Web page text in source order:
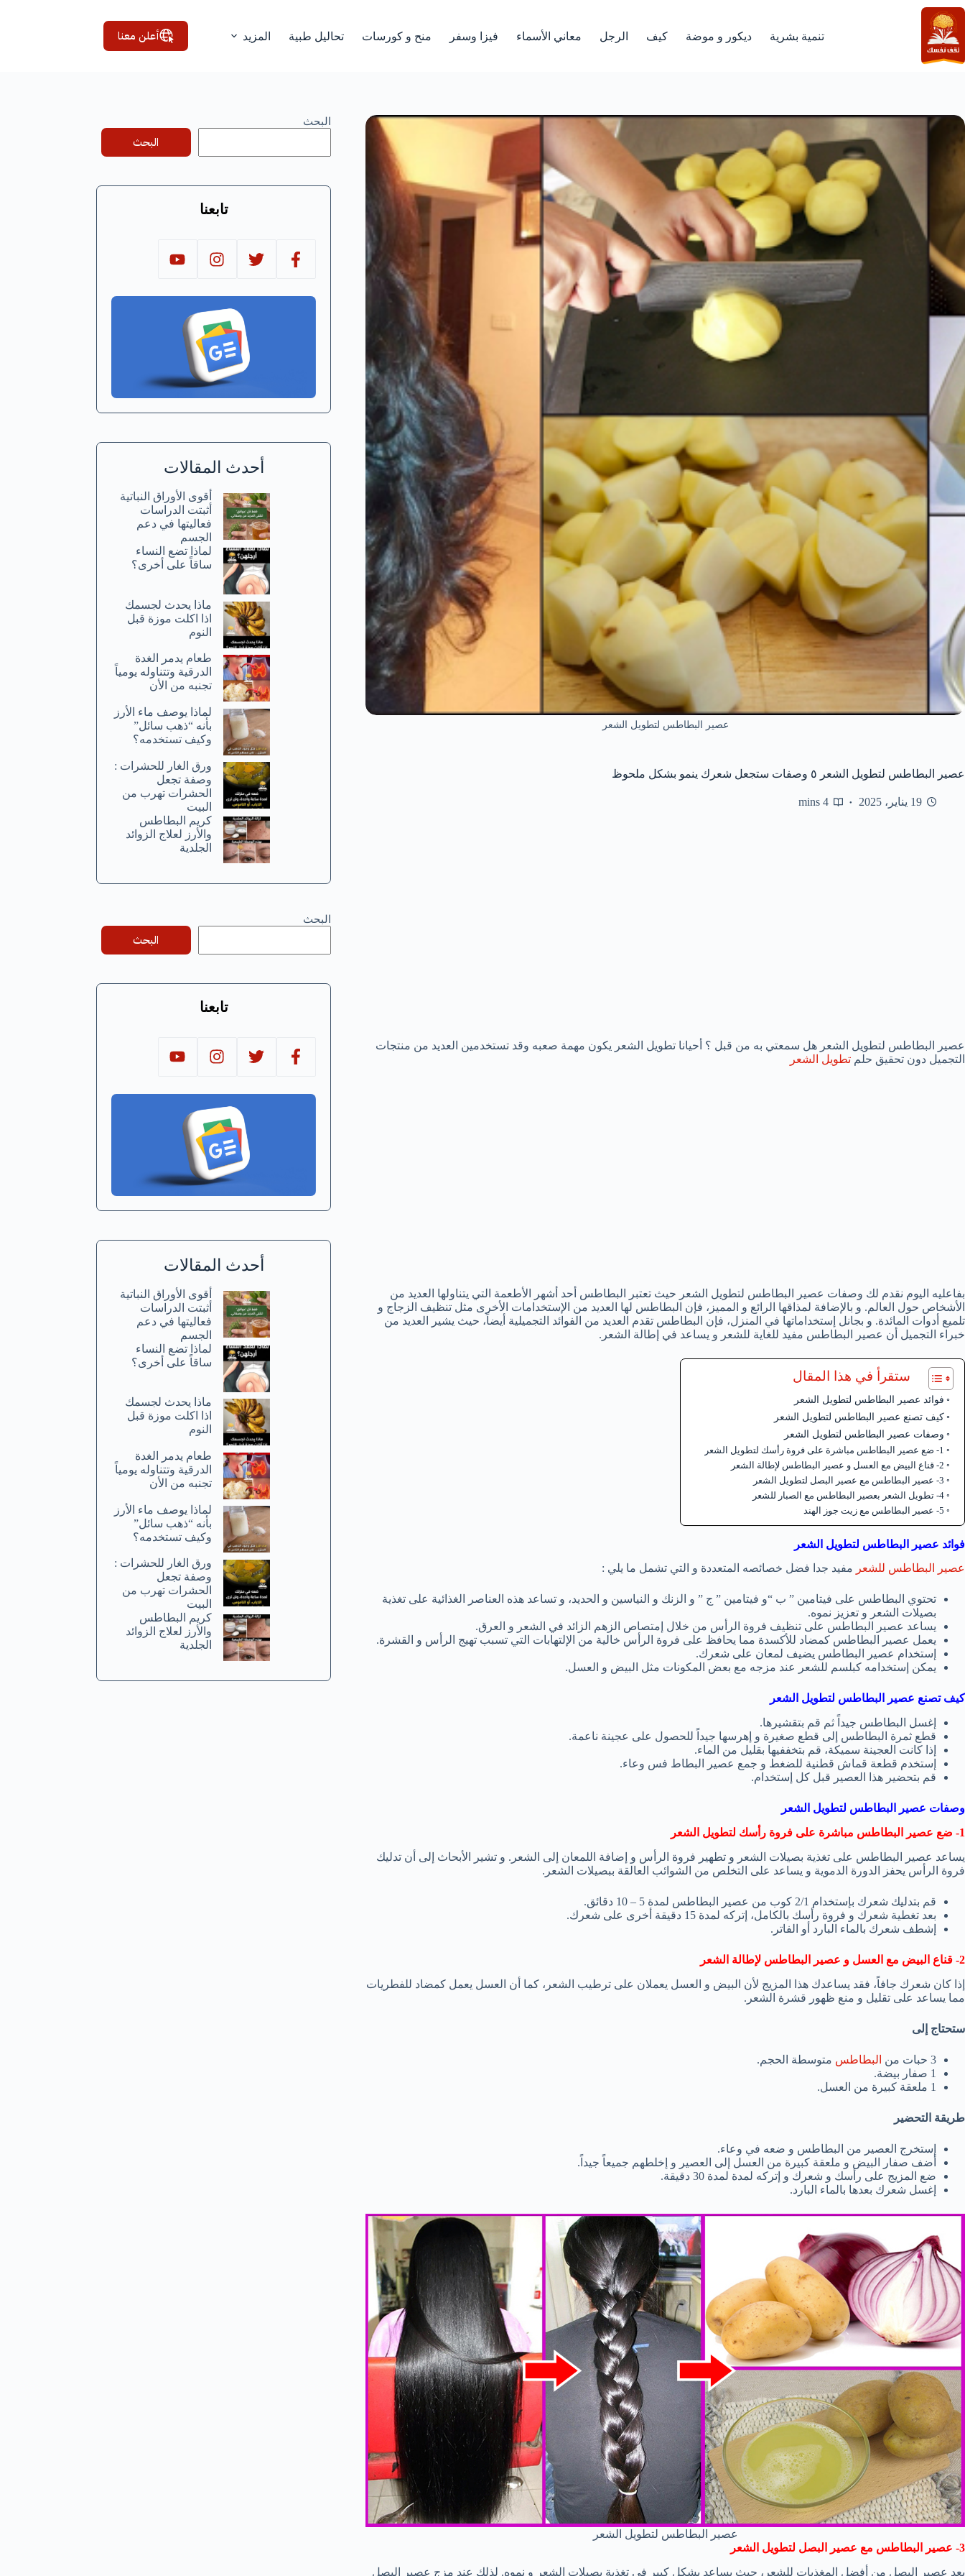
التجاوز
إلى
المحتوى
تنمية بشرية ديكور و موضة كيف الرجل معاني الأسماء فيزا وسفر منح و كورسات تحاليل طبية المزيد أعلن معنا
عصير البطاطس لتطويل الشعر
عصير البطاطس لتطويل الشعر ٥ وصفات ستجعل شعرك ينمو بشكل ملحوظ
19 يناير، 2025 4 mins
عصير البطاطس لتطويل الشعر هل سمعتي به من قبل ؟ أحيانا تطويل الشعر يكون مهمة صعبه وقد تستخدمين العديد من منتجات
التجميل دون تحقيق حلم تطويل الشعر
بفاعليه اليوم نقدم لك وصفات عصير البطاطس لتطويل الشعر حيث تعتبر البطاطس أحد أشهر الأطعمة التي يتناولها العديد من
الأشخاص حول العالم. و بالإضافة لمذاقها الرائع و المميز، فإن البطاطس لها العديد من الإستخدامات الأخرى مثل تنظيف الزجاج و
تلميع أدوات المائدة. و بجانل إستخداماتها في المنزل، فإن البطاطس تقدم العديد من الفوائد التجميلية أيضاً، حيث يشير العديد من
خبراء التجميل أن عصير البطاطس مفيد للغاية للشعر و يساعد في إطالة الشعر.
ستقرأ في هذا المقال
فوائد عصير البطاطس لتطويل الشعر
كيف تصنع عصير البطاطس لتطويل الشعر
وصفات عصير البطاطس لتطويل الشعر
1- ضع عصير البطاطس مباشرة على فروة رأسك لتطويل الشعر
2- قناع البيض مع العسل و عصير البطاطس لإطالة الشعر
3- عصير البطاطس مع عصير البصل لتطويل الشعر
4- تطويل الشعر بعصير البطاطس مع الصبار للشعر
5- عصير البطاطس مع زيت جوز الهند
فوائد عصير البطاطس لتطويل الشعر
عصير البطاطس للشعر مفيد جدا فضل خصائصه المتعددة و التي تشمل ما يلي :
تحتوي البطاطس على فيتامين ” ب “و فيتامين ” ج ” و الزنك و النياسين و الحديد، و تساعد هذه العناصر الغذائية على تغذية
بصيلات الشعر و تعزيز نموه.
يساعد عصير البطاطس على تنظيف فروة الرأس من خلال إمتصاص الزهم الزائد في الشعر و العرق.
يعمل عصير البطاطس كمضاد للأكسدة مما يحافظ على فروة الرأس خالية من الإلتهابات التي تسبب تهيج الرأس و القشرة.
إستخدام عصير البطاطس يضيف لمعان على شعرك.
يمكن إستخدامه كبلسم للشعر عند مزجه مع بعض المكونات مثل البيض و العسل.
كيف تصنع عصير البطاطس لتطويل الشعر
إغسل البطاطس جيداً ثم قم بتقشيرها.
قطع ثمرة البطاطس إلى قطع صغيرة و إهرسها جيداً للحصول على عجينة ناعمة.
إذا كانت العجينة سميكة، قم بتخففيها بقليل من الماء.
إستخدم قطعة قماش قطنية للضغط و جمع عصير البطاط فس وعاء.
قم بتحضير هذا العصير قبل كل إستخدام.
وصفات عصير البطاطس لتطويل الشعر
1- ضع عصير البطاطس مباشرة على فروة رأسك لتطويل الشعر
يساعد عصير البطاطس على تغذية بصيلات الشعر و تطهير فروة الرأس و إضافة اللمعان إلى الشعر. و تشير الأبحاث إلى أن تدليك
فروة الرأس يحفز الدورة الدموية و يساعد على التخلص من الشوائب العالقة ببصيلات الشعر.
قم بتدليك شعرك بإستخدام 2/1 كوب من عصير البطاطس لمدة 5 – 10 دقائق.
بعد تغطية شعرك و فروة رأسك بالكامل، إتركه لمدة 15 دقيقة أخرى على شعرك.
إشطف شعرك بالماء البارد أو الفاتر.
2- قناع البيض مع العسل و عصير البطاطس لإطالة الشعر
إذا كان شعرك جافاً، فقد يساعدك هذا المزيج لأن البيض و العسل يعملان على ترطيب الشعر، كما أن العسل يعمل كمضاد للفطريات
مما يساعد على تقليل و منع ظهور قشرة الشعر.
ستحتاج إلى
3 حبات من البطاطس متوسطة الحجم.
1 صفار بيضة.
1 ملعقة كبيرة من العسل.
طريقة التحضير
إستخرج العصير من البطاطس و ضعه في وعاء.
أضف صفار البيض و ملعقة كبيرة من العسل إلى العصير و إخلطهم جميعاً جيداً.
ضع المزيج على رأسك و شعرك و إتركه لمدة لمدة 30 دقيقة.
إغسل شعرك بعدها بالماء البارد.
عصير البطاطس لتطويل الشعر
3- عصير البطاطس مع عصير البصل لتطويل الشعر
يعد عصير البصل من أفضل المغذيات للشعر، حيث يساعد بشكل كبير في تغذية بصيلات الشعر و نموه. لذلك عند مزج عصير البصل
البحث
البحث
تابعنا
أحدث المقالات
أقوى الأوراق النباتية
أثبتت الدراسات
فعاليتها في دعم
الجسم
لماذا تضع النساء
ساقاً على أخرى؟
ماذا يحدث لجسمك
اذا اكلت موزة قبل
النوم
طعام يدمر الغدة
الدرقية وتتناوله يومياً
تجنبه من الأن
لماذا يوصف ماء الأرز
بأنه “ذهب سائل”
وكيف تستخدمه؟
ورق الغار للحشرات :
وصفة تجعل
الحشرات تهرب من
البيت
كريم البطاطس
والأرز لعلاج الزوائد
الجلدية
البحث
البحث
تابعنا
أحدث المقالات
أقوى الأوراق النباتية
أثبتت الدراسات
فعاليتها في دعم
الجسم
لماذا تضع النساء
ساقاً على أخرى؟
ماذا يحدث لجسمك
اذا اكلت موزة قبل
النوم
طعام يدمر الغدة
الدرقية وتتناوله يومياً
تجنبه من الأن
لماذا يوصف ماء الأرز
بأنه “ذهب سائل”
وكيف تستخدمه؟
ورق الغار للحشرات :
وصفة تجعل
الحشرات تهرب من
البيت
كريم البطاطس
والأرز لعلاج الزوائد
الجلدية